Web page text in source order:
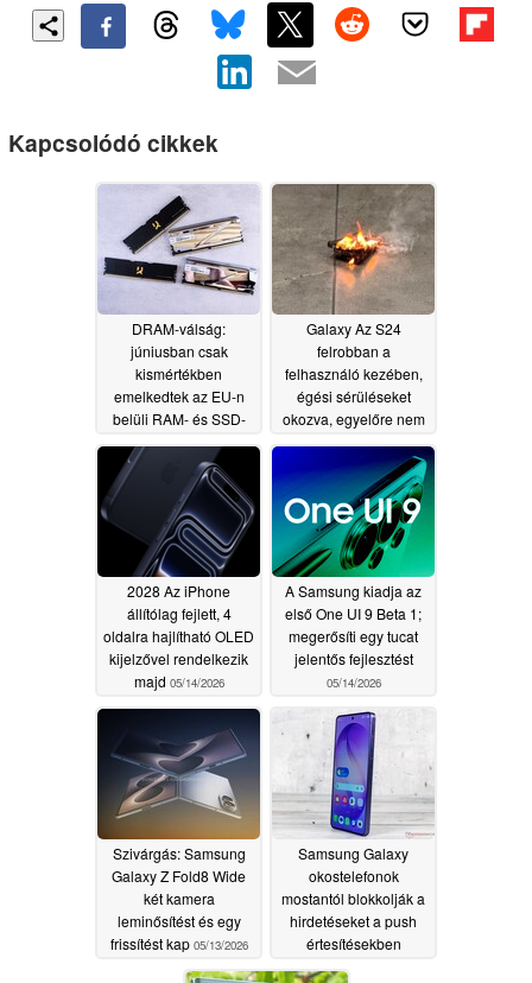
Kapcsolódó cikkek
DRAM-válság:
júniusban csak
kismértékben
emelkedtek az EU-n
belüli RAM- és SSD-
06/16/2026
Galaxy Az S24
felrobban a
felhasználó kezében,
égési sérüléseket
okozva, egyelőre nem
05/14/2026
2028 Az iPhone
állítólag fejlett, 4
oldalra hajlítható OLED
kijelzővel rendelkezik
majd 05/14/2026
A Samsung kiadja az
első One UI 9 Beta 1;
megerősíti egy tucat
jelentős fejlesztést
05/14/2026
Szivárgás: Samsung
Galaxy Z Fold8 Wide
két kamera
leminősítést és egy
frissítést kap 05/13/2026
Samsung Galaxy
okostelefonok
mostantól blokkolják a
hirdetéseket a push
értesítésekben
05/13/2026